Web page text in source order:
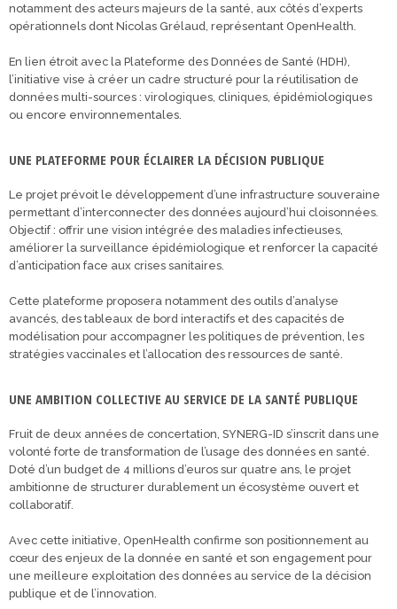
notamment des acteurs majeurs de la santé, aux côtés d’experts
opérationnels dont Nicolas Grélaud, représentant OpenHealth.
En lien étroit avec la Plateforme des Données de Santé (HDH),
l’initiative vise à créer un cadre structuré pour la réutilisation de
données multi-sources : virologiques, cliniques, épidémiologiques
ou encore environnementales.
UNE PLATEFORME POUR ÉCLAIRER LA DÉCISION PUBLIQUE
Le projet prévoit le développement d’une infrastructure souveraine
permettant d’interconnecter des données aujourd’hui cloisonnées.
Objectif : offrir une vision intégrée des maladies infectieuses,
améliorer la surveillance épidémiologique et renforcer la capacité
d’anticipation face aux crises sanitaires.
Cette plateforme proposera notamment des outils d’analyse
avancés, des tableaux de bord interactifs et des capacités de
modélisation pour accompagner les politiques de prévention, les
stratégies vaccinales et l’allocation des ressources de santé.
UNE AMBITION COLLECTIVE AU SERVICE DE LA SANTÉ PUBLIQUE
Fruit de deux années de concertation, SYNERG-ID s’inscrit dans une
volonté forte de transformation de l’usage des données en santé.
Doté d’un budget de 4 millions d’euros sur quatre ans, le projet
ambitionne de structurer durablement un écosystème ouvert et
collaboratif.
Avec cette initiative, OpenHealth confirme son positionnement au
cœur des enjeux de la donnée en santé et son engagement pour
une meilleure exploitation des données au service de la décision
publique et de l’innovation.